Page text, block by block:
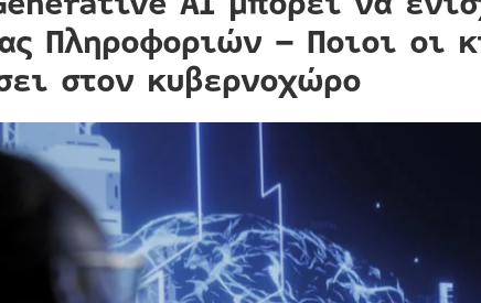
Πληροφοριών – Ποιοι οι
στον κυβερνοχώρο